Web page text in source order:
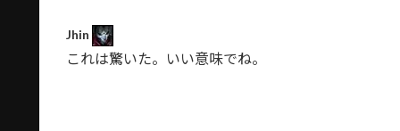
Jhin
これは驚いた。いい意味でね。